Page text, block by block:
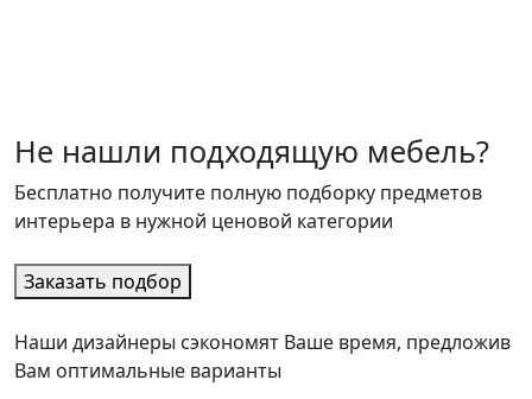
Не нашли подходящую мебель?
Бесплатно получите полную подборку предметов
интерьера в нужной ценовой категории
Заказать подбор
Наши дизайнеры сэкономят Ваше время, предложив
Вам оптимальные варианты